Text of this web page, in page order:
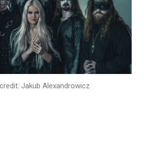
Jakub Alexandrowicz